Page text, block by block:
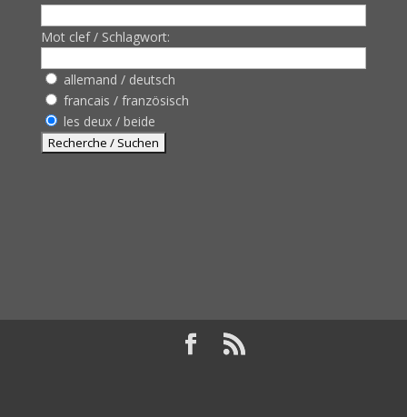
Mot clef / Schlagwort:
allemand / deutsch
francais / französisch
les deux / beide